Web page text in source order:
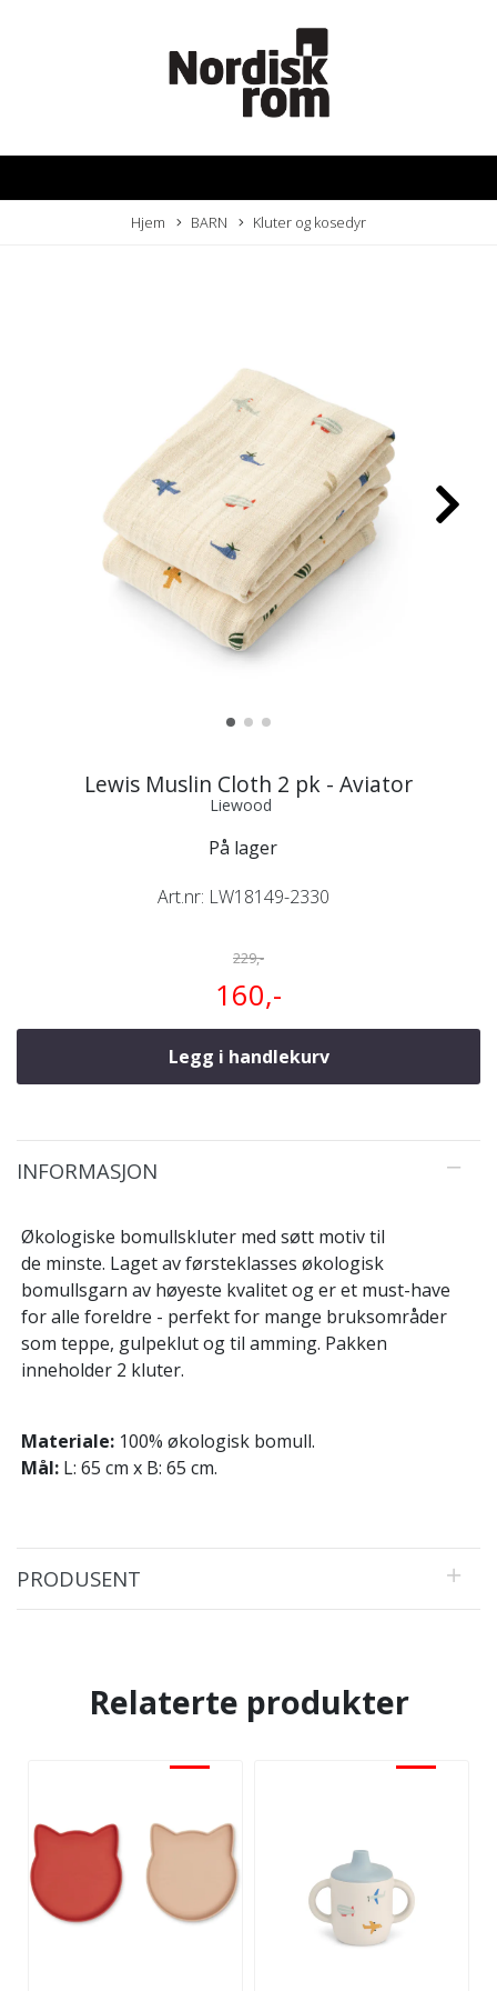
Hjem BARN Kluter og kosedyr
Lewis Muslin Cloth 2 pk - Aviator
Liewood
På lager
Art.nr: LW18149-2330
229,-
160,-
Legg i handlekurv
INFORMASJON
Økologiske bomullskluter med søtt motiv til
de minste. Laget av førsteklasses økologisk
bomullsgarn av høyeste kvalitet og er et must-have
for alle foreldre - perfekt for mange bruksområder
som teppe, gulpeklut og til amming. Pakken
inneholder 2 kluter.
Materiale: 100% økologisk bomull.
Mål: L: 65 cm x B: 65 cm.
PRODUSENT
Relaterte produkter